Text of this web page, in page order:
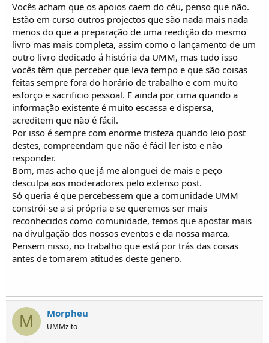
Vocês acham que os apoios caem do céu, penso que não.
Estão em curso outros projectos que são nada mais nada
menos do que a preparação de uma reedição do mesmo
livro mas mais completa, assim como o lançamento de um
outro livro dedicado á história da UMM, mas tudo isso
vocês têm que perceber que leva tempo e que são coisas
feitas sempre fora do horário de trabalho e com muito
esforço e sacrificio pessoal. E ainda por cima quando a
informação existente é muito escassa e dispersa,
acreditem que não é fácil.
Por isso é sempre com enorme tristeza quando leio post
destes, compreendam que não é fácil ler isto e não
responder.
Bom, mas acho que já me alonguei de mais e peço
desculpa aos moderadores pelo extenso post.
Só queria é que percebessem que a comunidade UMM
constrói-se a si própria e se queremos ser mais
reconhecidos como comunidade, temos que apostar mais
na divulgação dos nossos eventos e da nossa marca.
Pensem nisso, no trabalho que está por trás das coisas
antes de tomarem atitudes deste genero.
M Morpheu
UMMzito